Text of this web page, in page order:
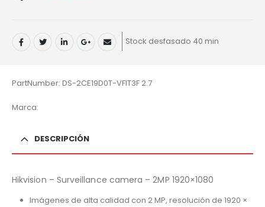
Stock desfasado 40 min
PartNumber: DS-2CE19D0T-VFIT3F 2.7
Marca:
DESCRIPCIÓN
Hikvision – Surveillance camera – 2MP 1920×1080
Imágenes de alta calidad con 2 MP, resolución de 1920 ×